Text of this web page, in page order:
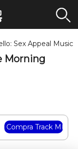
Sex Appeal Music
Morning